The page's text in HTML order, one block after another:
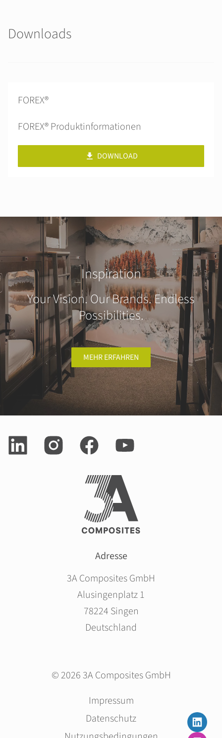
Downloads
FOREX®
FOREX® Produktinformationen
DOWNLOAD
Inspiration
Your Vision. Our Brands. Endless
Possibilities.
MEHR ERFAHREN
Adresse
3A Composites GmbH
Alusingenplatz 1
78224 Singen
Deutschland
© 2026 3A Composites GmbH
Navigation
überspringen
Impressum
Datenschutz